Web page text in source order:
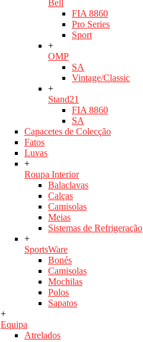
Bell
FIA 8860
Pro Series
Sport
+
OMP
SA
Vintage/Classic
+
Stand21
FIA 8860
SA
Capacetes de Colecção
Fatos
Luvas
+
Roupa Interior
Balaclavas
Calças
Camisolas
Meias
Sistemas de Refrigeração
+
SportsWare
Bonés
Camisolas
Mochilas
Polos
Sapatos
+
Equipa
Atrelados